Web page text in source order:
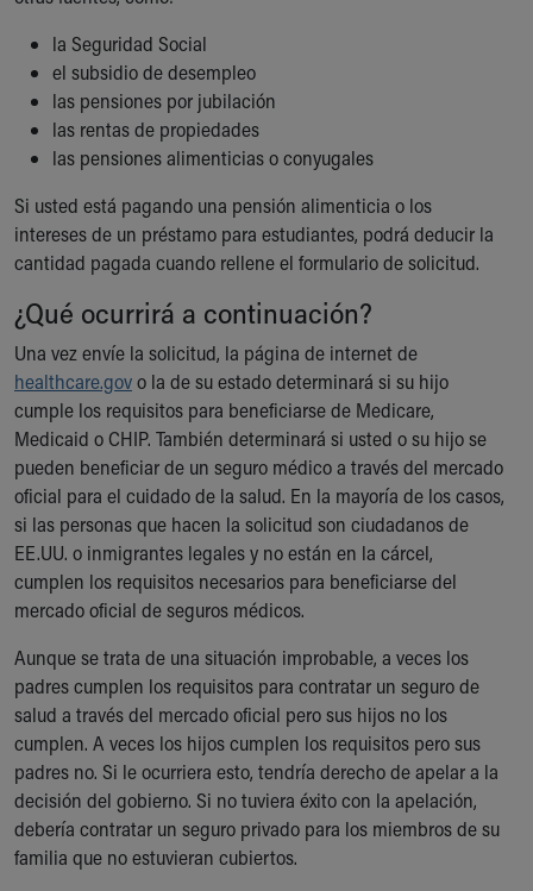
la Seguridad Social
el subsidio de desempleo
las pensiones por jubilación
las rentas de propiedades
las pensiones alimenticias o conyugales
Si usted está pagando una pensión alimenticia o los
intereses de un préstamo para estudiantes, podrá deducir la
cantidad pagada cuando rellene el formulario de solicitud.
¿Qué ocurrirá a continuación?
Una vez envíe la solicitud, la página de internet de
healthcare.govo la de su estado determinará si su hijo
cumple los requisitos para beneficiarse de Medicare,
Medicaid o CHIP. También determinará si usted o su hijo se
pueden beneficiar de un seguro médico a través del mercado
oficial para el cuidado de la salud. En la mayoría de los casos,
si las personas que hacen la solicitud son ciudadanos de
EE.UU. o inmigrantes legales y no están en la cárcel,
cumplen los requisitos necesarios para beneficiarse del
mercado oficial de seguros médicos.
Aunque se trata de una situación improbable, a veces los
padres cumplen los requisitos para contratar un seguro de
salud a través del mercado oficial pero sus hijos no los
cumplen. A veces los hijos cumplen los requisitos pero sus
padres no. Si le ocurriera esto, tendría derecho de apelar a la
decisión del gobierno. Si no tuviera éxito con la apelación,
debería contratar un seguro privado para los miembros de su
familia que no estuvieran cubiertos.